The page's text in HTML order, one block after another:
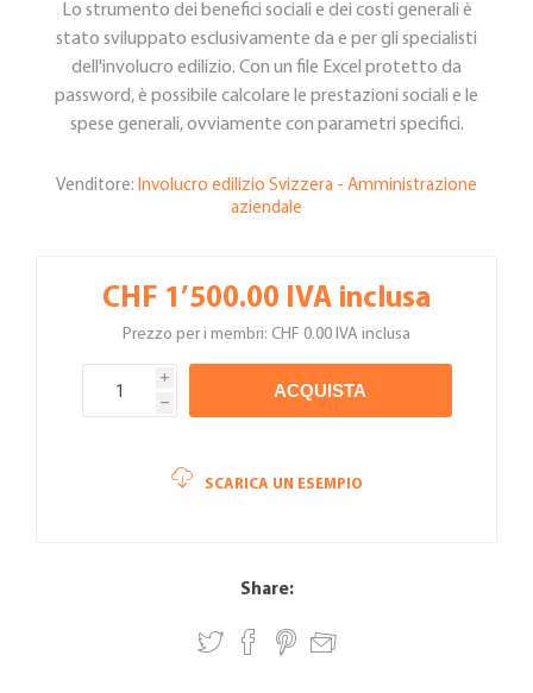
Lo strumento dei benefici sociali e dei costi generali è
stato sviluppato esclusivamente da e per gli specialisti
dell'involucro edilizio. Con un file Excel protetto da
password, è possibile calcolare le prestazioni sociali e le
spese generali, ovviamente con parametri specifici.
Venditore: Involucro edilizio Svizzera - Amministrazione
aziendale
CHF 1’500.00 IVA inclusa
Prezzo per i membri: CHF 0.00 IVA inclusa
i
h
ACQUISTA
SCARICA UN ESEMPIO
Share: